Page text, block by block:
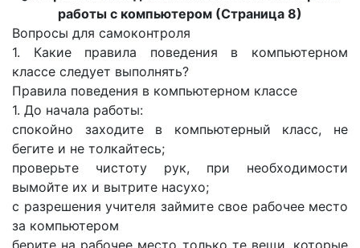
работы с компьютером (Страница 8)
Вопросы для самоконтроля
1. Какие правила поведения в компьютерном
классе следует выполнять?
Правила поведения в компьютерном классе
1. До начала работы:
спокойно заходите в компьютерный класс, не
бегите и не толкайтесь;
проверьте чистоту рук, при необходимости
вымойте их и вытрите насухо;
с разрешения учителя займите свое рабочее место
за компьютером
берите на рабочее место только те вещи, которые